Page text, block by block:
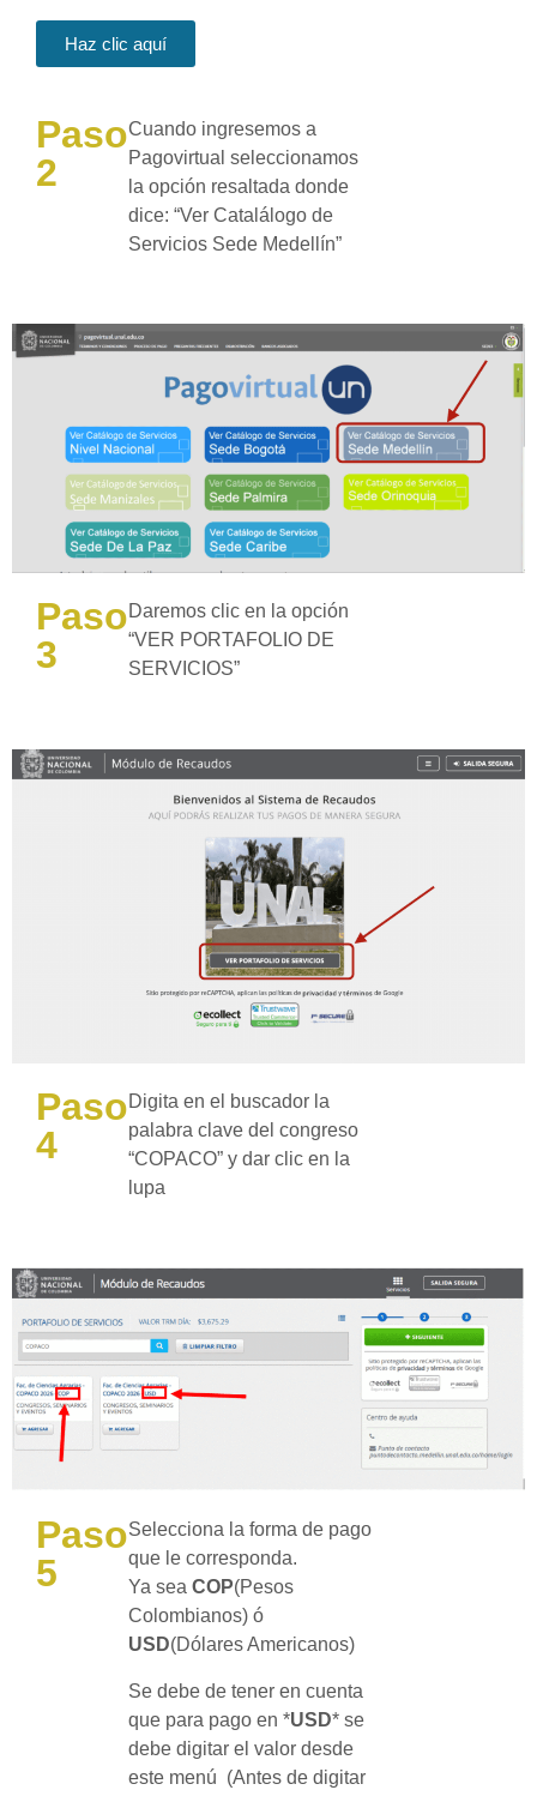
Haz clic aquí
Paso
2
Cuando ingresemos a
Pagovirtual seleccionamos
la opción resaltada donde
dice: “Ver Catalálogo de
Servicios Sede Medellín”
Paso
3
Daremos clic en la opción
“VER PORTAFOLIO DE
SERVICIOS”
Paso
4
Digita en el buscador la
palabra clave del congreso
“COPACO” y dar clic en la
lupa
Paso
5
Selecciona la forma de pago
que le corresponda.
Ya sea COP(Pesos
Colombianos) ó
USD(Dólares Americanos)
Se debe de tener en cuenta
que para pago en *USD* se
debe digitar el valor desde
este menú (Antes de digitar